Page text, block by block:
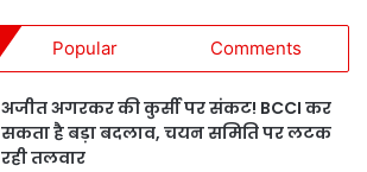
Popular Comments
अजीत अगरकर की कुर्सी पर संकट! BCCI कर
सकता है बड़ा बदलाव, चयन समिति पर लटक
रही तलवार